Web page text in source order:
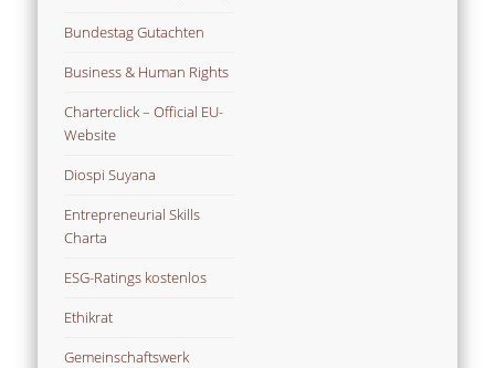
Bundestag Gutachten
Business & Human Rights
Charterclick – Official EU-
Website
Diospi Suyana
Entrepreneurial Skills
Charta
ESG-Ratings kostenlos
Ethikrat
Gemeinschaftswerk